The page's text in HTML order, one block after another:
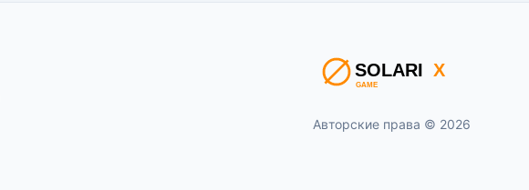
Авторские права © 2026